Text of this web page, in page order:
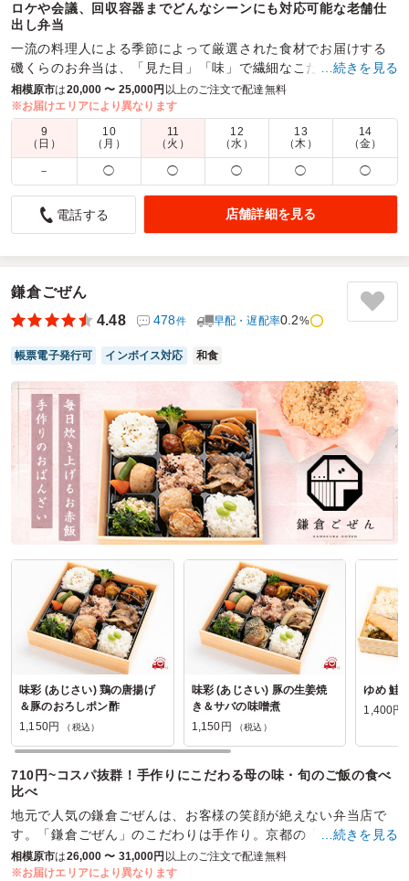
ロケや会議、回収容器までどんなシーンにも対応可能な老舗仕
出し弁当
一流の料理人による季節によって厳選された食材でお届けする
磯くらのお弁当は、「見た目」「味」で繊細なこだわりを様々
なシーンでお楽しみいただけます。
商品数： 18 締切日時： 1日前12:00 価格帯： 1,080円～1,836円
配達時間：
10:00～18:00
華やかで美味しいお弁当でした
5.0
開いた時に思わず「うわぁ！豪華」と声が出てしまうほど、
見た目から楽しめるお弁当でした。彩りもよく、一つひとつ
若い男性にはもう少し多いほうが満足感があるかもしれませ
んが、全体としては十分な量で、多くの方にとってちょうど
良いバランスだと感じました。実際に召し上がった皆さんか
らも「とても美味しかった」と好評で、味付けも幅広い年代
ご利用シーン：
結婚式の準備のスタッフ用お弁当として
参加者の年齢：40代～50代男女比：男女混合
神奈川県相模原市南区相武台2026/05/02
磯くらの口コミをもっと見る
…続きを見る
相模原市は20,000 〜 25,000円 以上のご注文で配達無料
※お届けエリアにより異なります
9
（日）
10
（月）
11
（火）
12
（水）
13
（木）
14
（金）
－ ◯ ◯ ◯ ◯ ◯
電話する 店舗詳細を見る
鎌倉ごぜん
4.48
478件 早配・遅配率0.2%
帳票電子発行可 インボイス対応 和食
味彩 (あじさい) 鶏の唐揚げ
＆豚のおろしポン酢
1,150円
（税込）
味彩 (あじさい) 豚の生姜焼
き＆サバの味噌煮
1,150円
（税込）
ゆめ 鮭
1,400円
710円~コスパ抜群！手作りにこだわる母の味・旬のご飯の食べ
比べ
地元で人気の鎌倉ごぜんは、お客様の笑顔が絶えない弁当店で
す。「鎌倉ごぜん」のこだわりは手作り。京都の「おばんざ
い」を思わせるメインや副菜の数々を真心こめてお届けしま
す。
…続きを見る
相模原市は26,000 〜 31,000円 以上のご注文で配達無料
※お届けエリアにより異なります